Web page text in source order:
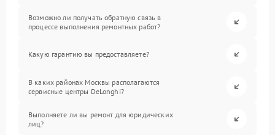
Возможно ли получать обратную связь в
процессе выполнения ремонтных работ?
Какую гарантию вы предоставляете?
В каких районах Москвы располагаются
сервисные центры DeLonghi?
Выполняете ли вы ремонт для юридических
лиц?